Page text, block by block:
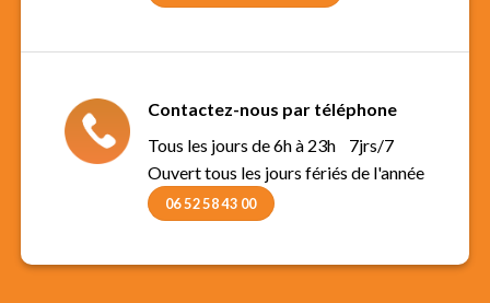
Contactez-nous par téléphone
Tous les jours de 6h à 23h 7jrs/7
Ouvert tous les jours fériés de l'année
06 52 58 43 00